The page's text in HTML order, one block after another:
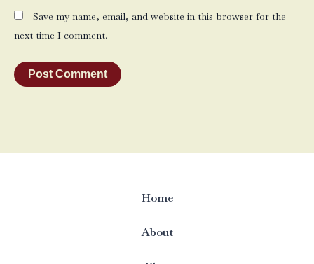
Save my name, email, and website in this browser for the
next time I comment.
Home
About